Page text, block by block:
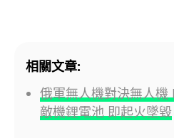
相關文章:
俄軍無人機對決無人機
敵機鋰電池 即起火墜毀